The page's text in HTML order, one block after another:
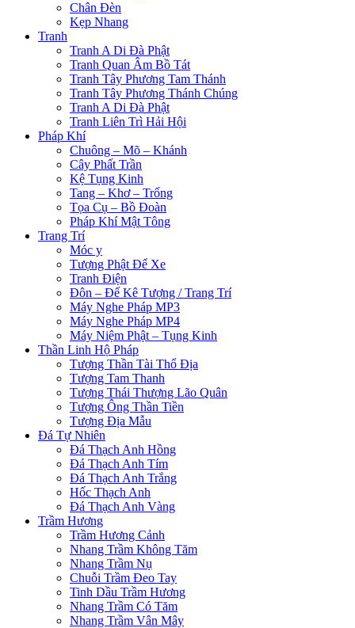
Chân Đèn
Kẹp Nhang
Tranh
Tranh A Di Đà Phật
Tranh Quan Âm Bồ Tát
Tranh Tây Phương Tam Thánh
Tranh Tây Phương Thánh Chúng
Tranh A Di Đà Phật
Tranh Liên Trì Hải Hội
Pháp Khí
Chuông – Mõ – Khánh
Cây Phất Trần
Kệ Tụng Kinh
Tang – Khơ – Trống
Tọa Cụ – Bồ Đoàn
Pháp Khí Mật Tông
Trang Trí
Móc y
Tượng Phật Để Xe
Tranh Điện
Đôn – Đế Kê Tượng / Trang Trí
Máy Nghe Pháp MP3
Máy Nghe Pháp MP4
Máy Niệm Phật – Tụng Kinh
Thần Linh Hộ Pháp
Tượng Thần Tài Thổ Địa
Tượng Tam Thanh
Tượng Thái Thượng Lão Quân
Tượng Ông Thần Tiền
Tượng Địa Mẫu
Đá Tự Nhiên
Đá Thạch Anh Hồng
Đá Thạch Anh Tím
Đá Thạch Anh Trắng
Hốc Thạch Anh
Đá Thạch Anh Vàng
Trầm Hương
Trầm Hương Cảnh
Nhang Trầm Không Tăm
Nhang Trầm Nụ
Chuỗi Trầm Đeo Tay
Tinh Dầu Trầm Hương
Nhang Trầm Có Tăm
Nhang Trầm Vân Mây